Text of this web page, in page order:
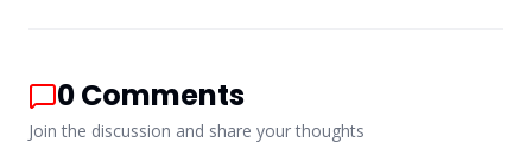
0Comments
Join the discussion and share your thoughts